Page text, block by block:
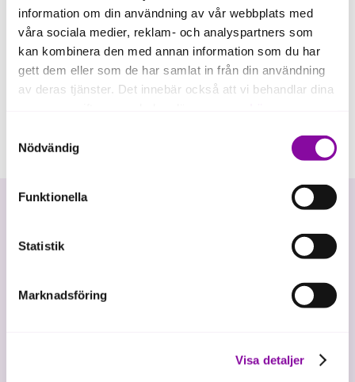
information om din användning av vår webbplats med
våra sociala medier, reklam- och analyspartners som
kan kombinera den med annan information som du har
gett dem eller som de har samlat in från din användning
av deras tjänster. Det innebär också att vi behandlar dina
Om du klickar på avvisa kommer användning av kakor
eller delning av information enligt ovan, inte att ske,
förutom för kakor som är nödvändiga för att hemsidan
ska fungera se mer under inställningar.
Nödvändig
Funktionella
Statistik
Marknadsföring
Visa detaljer